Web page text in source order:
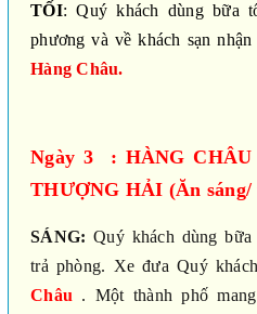
TỐI: Quý khách dùng bữa
phương và về khách sạn
Hàng Châu.
Ngày 3 : HÀNG
THƯỢNG HẢI (Ăn
SÁNG: Quý khách dùng bữa
trả phòng. Xe đưa Quý
Châu . Một thành phố